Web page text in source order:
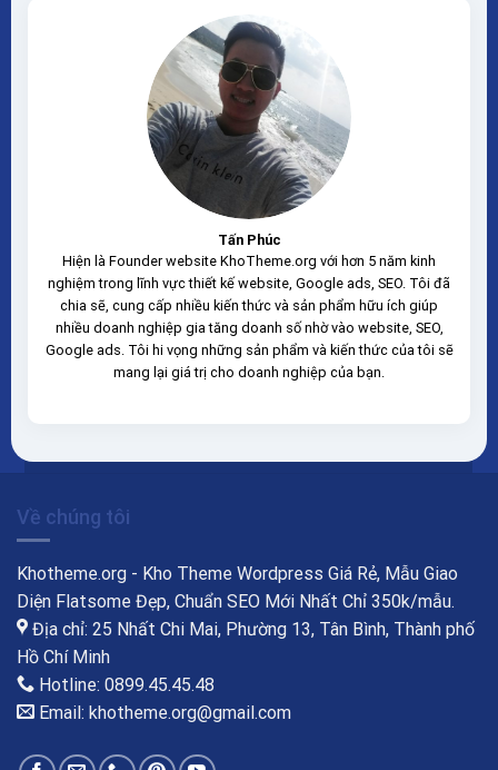
100% không virus, không...
Tấn Phúc
Hiện là Founder website KhoTheme.org với hơn 5 năm kinh
nghiệm trong lĩnh vực thiết kế website, Google ads, SEO. Tôi đã
chia sẽ, cung cấp nhiều kiến thức và sản phẩm hữu ích giúp
nhiều doanh nghiệp gia tăng doanh số nhờ vào website, SEO,
Google ads. Tôi hi vọng những sản phẩm và kiến thức của tôi sẽ
mang lại giá trị cho doanh nghiệp của bạn.
Về chúng tôi
Khotheme.org - Kho Theme Wordpress Giá Rẻ, Mẫu Giao
Diện Flatsome Đẹp, Chuẩn SEO Mới Nhất Chỉ 350k/mẫu.
Địa chỉ: 25 Nhất Chi Mai, Phường 13, Tân Bình, Thành phố
Hồ Chí Minh
Hotline: 0899.45.45.48
Email: khotheme.org@gmail.com